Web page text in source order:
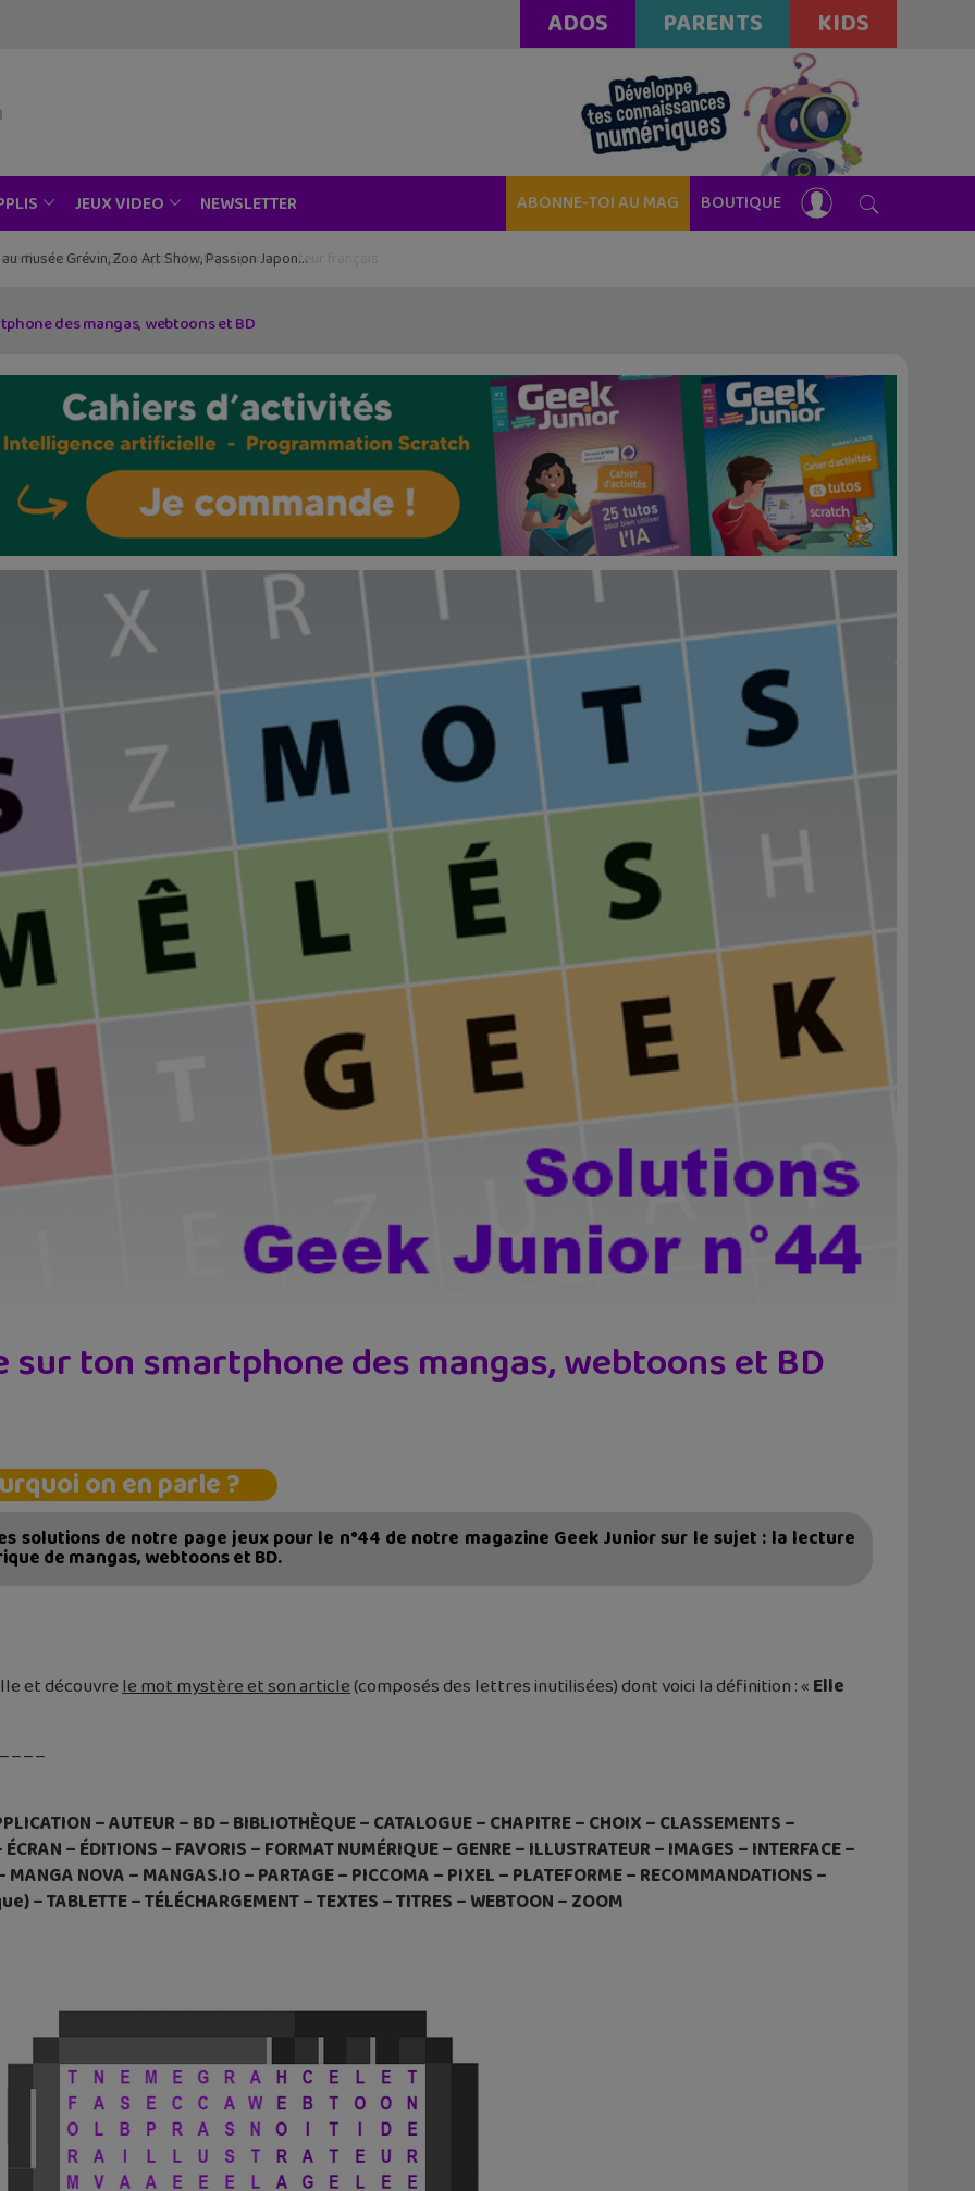
ADOS PARENTS KIDS
JEUX VIDEO NEWSLETTER ABONNE-TOI AU MAG BOUTIQUE
musée Grévin, Zoo Art Show, Passion Japon…
des mangas, webtoons et BD
sur ton smartphone des mangas, webtoons et BD
on en parle ?
solutions de notre page jeux pour le n°44 de notre magazine Geek Junior sur le sujet : la lecture
de mangas, webtoons et BD.
et découvrele mot mystère et son article(composés des lettres inutilisées) dont voici la définition : «Elle
_ _ _
– AUTEUR – BD – BIBLIOTHÈQUE – CATALOGUE – CHAPITRE – CHOIX – CLASSEMENTS –
– ÉDITIONS – FAVORIS – FORMAT NUMÉRIQUE – GENRE – ILLUSTRATEUR – IMAGES – INTERFACE –
MANGA NOVA – MANGAS.IO – PARTAGE – PICCOMA – PIXEL – PLATEFORME – RECOMMANDATIONS –
– TABLETTE – TÉLÉCHARGEMENT – TEXTES – TITRES – WEBTOON – ZOOM